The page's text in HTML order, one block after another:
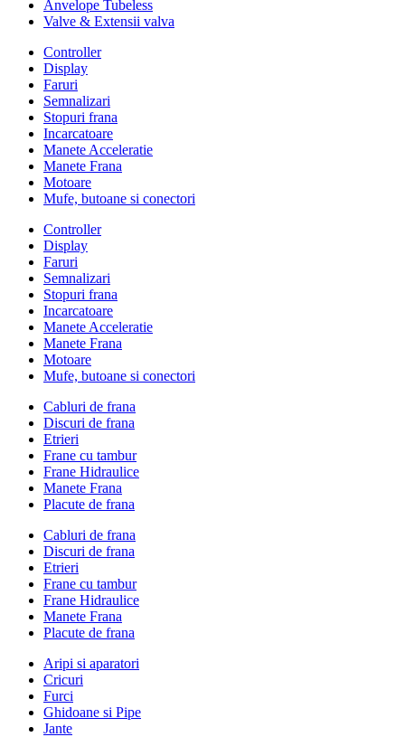
Anvelope Tubeless
Valve & Extensii valva
Controller
Display
Faruri
Semnalizari
Stopuri frana
Incarcatoare
Manete Acceleratie
Manete Frana
Motoare
Mufe, butoane si conectori
Controller
Display
Faruri
Semnalizari
Stopuri frana
Incarcatoare
Manete Acceleratie
Manete Frana
Motoare
Mufe, butoane si conectori
Cabluri de frana
Discuri de frana
Etrieri
Frane cu tambur
Frane Hidraulice
Manete Frana
Placute de frana
Cabluri de frana
Discuri de frana
Etrieri
Frane cu tambur
Frane Hidraulice
Manete Frana
Placute de frana
Aripi si aparatori
Cricuri
Furci
Ghidoane si Pipe
Jante